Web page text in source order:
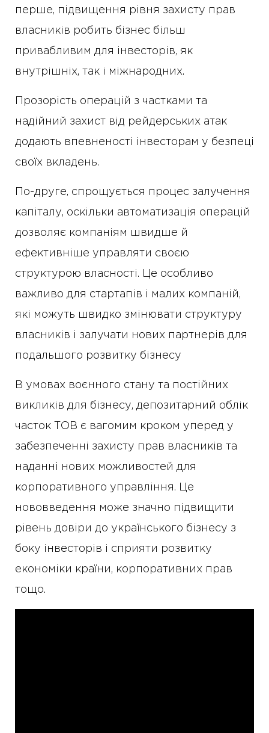
перше, підвищення рівня захисту прав
власників робить бізнес більш
привабливим для інвесторів, як
внутрішніх, так і міжнародних.
Прозорість операцій з частками та
надійний захист від рейдерських атак
додають впевненості інвесторам у безпеці
своїх вкладень.
По-друге, спрощується процес залучення
капіталу, оскільки автоматизація операцій
дозволяє компаніям швидше й
ефективніше управляти своєю
структурою власності. Це особливо
важливо для стартапів і малих компаній,
які можуть швидко змінювати структуру
власників і залучати нових партнерів для
подальшого розвитку бізнесу
В умовах воєнного стану та постійних
викликів для бізнесу, депозитарний облік
часток ТОВ є вагомим кроком уперед у
забезпеченні захисту прав власників та
наданні нових можливостей для
корпоративного управління. Це
нововведення може значно підвищити
рівень довіри до українського бізнесу з
боку інвесторів і сприяти розвитку
економіки країни, корпоративних прав
тощо.